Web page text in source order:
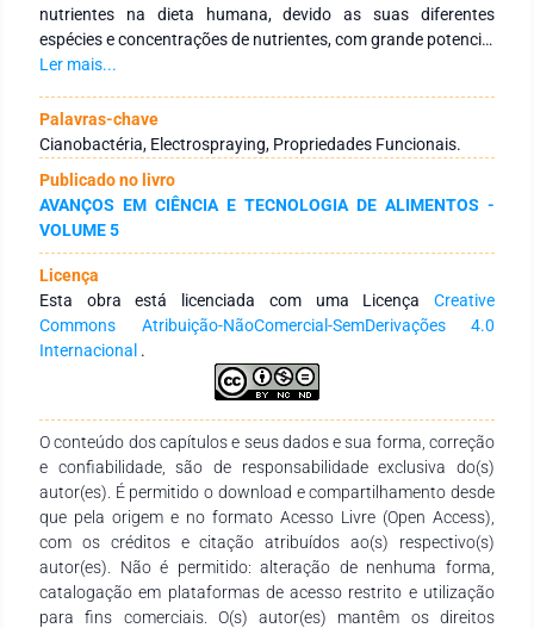
nutrientes na dieta humana, devido as suas diferentes
espécies e concentrações de nutrientes, com grande potencial
de aplicação em alimentos para o consumo humano.
delas é a Spirulina platensis, com um alto conteúdo proteico,
chegando a 70% da massa seca, apresentando, porém,
algumas desvantagens da aplicação da biomassa
diretamente no produto desejado, como alteração de cor e
odor. Dessa maneira, várias pesquisas têm sido
desenvolvidas para evitar essas alterações indesejadas no
produto final. O objetivo desta revisão é abordar as principais
características da S. platensis na alimentação humana, e
métodos para encapsulação com foco na técnica de
electrospraying, que tem se mostrado promissora devido a
algumas particularidades como o uso de temperaturas
amenas, preservando a qualidade nutricional da biomassa e
trabalhos realizados sobre os temas, evidenciando os
benefícios da aplicação da S. platensis em alimentos, porém
ainda há necessidades de novas pesquisas a serem
desenvolvidas na área de microencapsulação por
electrospraying, para entender melhor a técnica e as variáveis
que podem alterar a formação das microcápsulas.
Ler mais...
Palavras-chave
Cianobactéria, Electrospraying, Propriedades Funcionais.
Publicado no livro
AVANÇOS EM CIÊNCIA E TECNOLOGIA DE ALIMENTOS -
VOLUME 5
Licença
Esta obra está licenciada com uma Licença Creative
Commons Atribuição-NãoComercial-SemDerivações 4.0
Internacional .
O conteúdo dos capítulos e seus dados e sua forma, correção
e confiabilidade, são de responsabilidade exclusiva do(s)
autor(es). É permitido o download e compartilhamento desde
que pela origem e no formato Acesso Livre (Open Access),
com os créditos e citação atribuídos ao(s) respectivo(s)
autor(es). Não é permitido: alteração de nenhuma forma,
catalogação em plataformas de acesso restrito e utilização
para fins comerciais. O(s) autor(es) mantêm os direitos